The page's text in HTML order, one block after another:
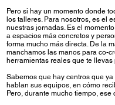
Pero si hay un momento donde
los talleres. Para nosotros, es el
nuestras jornadas. Es el
a espacios más concretos y
forma mucho más directa. De la
manchamos las manos para co-
herramientas reales que te
Sabemos que hay centros que
hablan sus equipos, en cómo
Pero, durante mucho tiempo,